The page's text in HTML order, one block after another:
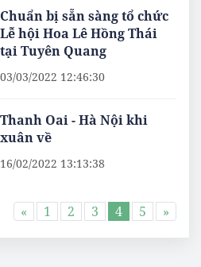
Chuẩn bị sẵn sàng tổ chức
Lễ hội Hoa Lê Hồng Thái
tại Tuyên Quang
03/03/2022 12:46:30
Thanh Oai - Hà Nội khi
xuân về
16/02/2022 13:13:38
« 1 2 3 4 5 »